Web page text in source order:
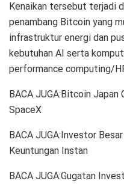
Kenaikan tersebut terjadi
penambang Bitcoin yang
infrastruktur energi dan
kebutuhan AI serta
performance computing/
BACA JUGA:Bitcoin
SpaceX
BACA JUGA:Investor
Keuntungan Instan
BACA JUGA:Gugatan